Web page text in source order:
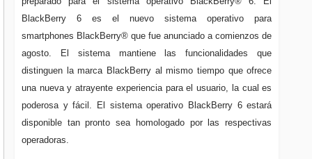
BlackBerry 6 es el nuevo sistema operativo para
smartphones BlackBerry® que fue anunciado a comienzos de
agosto. El sistema mantiene las funcionalidades que
distinguen la marca BlackBerry al mismo tiempo que ofrece
una nueva y atrayente experiencia para el usuario, la cual es
poderosa y fácil. El sistema operativo BlackBerry 6 estará
disponible tan pronto sea homologado por las respectivas
operadoras.